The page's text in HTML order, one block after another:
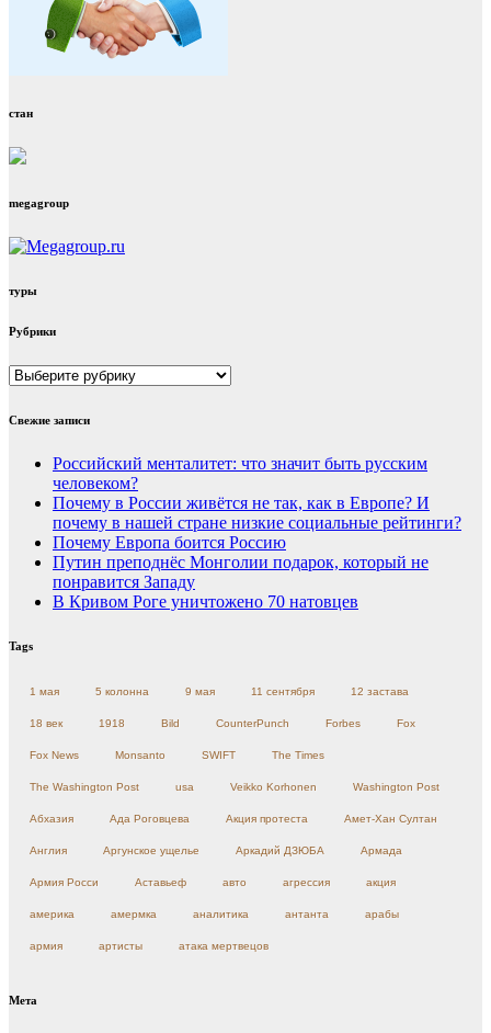
стан
megagroup
туры
Рубрики
Рубрики
Свежие записи
Российский менталитет: что значит быть русским
человеком?
Почему в России живётся не так, как в Европе? И
почему в нашей стране низкие социальные рейтинги?
Почему Европа боится Россию
Путин преподнёс Монголии подарок, который не
понравится Западу
В Кривом Роге уничтожено 70 натовцев
Tags
1 мая 5 колонна 9 мая 11 сентября 12 застава
18 век 1918 Bild CounterPunch Forbes Fox
Fox News Monsanto SWIFT The Times
The Washington Post usa Veikko Korhonen Washington Post
Абхазия Ада Роговцева Акция протеста Амет-Хан Султан
Англия Аргунское ущелье Аркадий ДЗЮБА Армада
Армия Росси Аставьеф авто агрессия акция
америка амермка аналитика антанта арабы
армия артисты атака мертвецов
Мета